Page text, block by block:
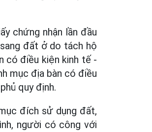
chứng nhận lần đầu
đất ở do tách hộ
có điều kiện kinh tế -
mục địa bàn có điều
quy định.
đích sử dụng đất,
người có công với